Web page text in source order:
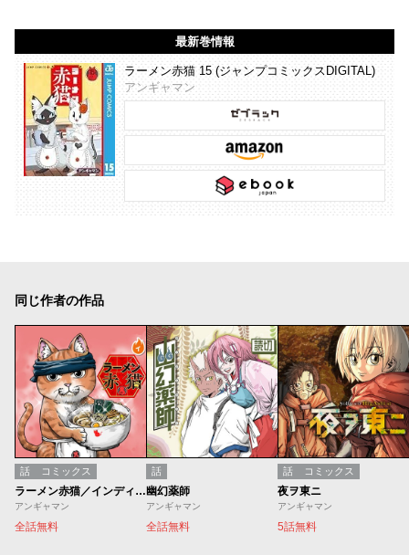
最新巻情報
ラーメン赤猫 15 (ジャンプコミックスDIGITAL)
アンギャマン
同じ作者の作品
話 コミックス
ラーメン赤猫／インディーズ版
アンギャマン
全話無料
話
幽幻薬師
アンギャマン
全話無料
話 コミックス
夜ヲ東ニ
アンギャマン
5話無料